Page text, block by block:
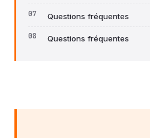
Questions fréquentes
Questions fréquentes